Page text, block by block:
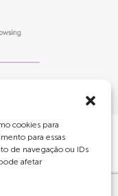
cookies para
para essas
de navegação ou IDs
afetar